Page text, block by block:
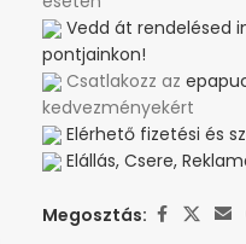
Vedd át rendelésed
pontjainkon!
Csatlakozz az
kedvezményekért
Elérhető fizetési és
Elállás, Csere,
Megosztás: